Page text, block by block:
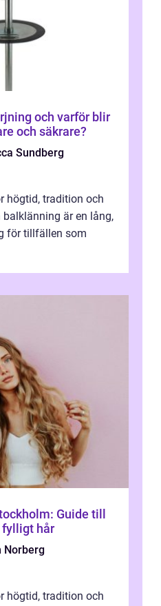
och varför blir
och säkrare?
Sundberg
högtid, tradition och
är en lång,
för tillfällen som
Guide till
hår
Norberg
högtid, tradition och